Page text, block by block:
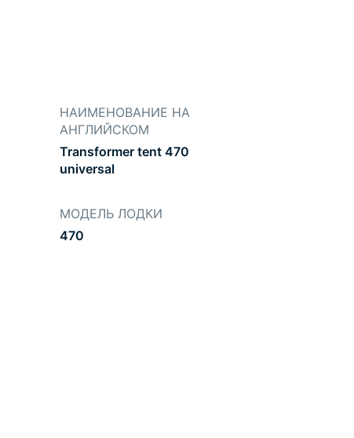
НАИМЕНОВАНИЕ НА
АНГЛИЙСКОМ
Transformer tent 470
universal
МОДЕЛЬ ЛОДКИ
470